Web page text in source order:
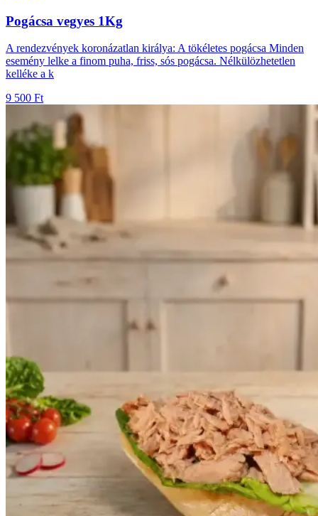
Pogácsa vegyes 1Kg
A rendezvények koronázatlan királya: A tökéletes pogácsa Minden
esemény lelke a finom puha, friss, sós pogácsa. Nélkülözhetetlen
kelléke a k
9 500 Ft